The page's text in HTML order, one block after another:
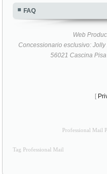
FAQ
Web
Concessionario esclusivo:
56021 Cascina
[
Professional Mail
Tag Professional Mail